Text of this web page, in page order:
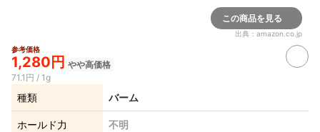
この商品を見る
出典： amazon.co.jp
参考価格
1,280円 やや高価格
71.1円 / 1g
種類 バーム
ホールド力 不明